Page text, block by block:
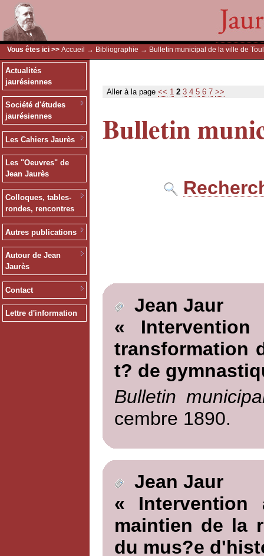
Vous êtes ici >> Accueil → Bibliographie → Bulletin municipal de la ville de
Actualités
jaurésiennes
Société d'études
jaurésiennes
Les Cahiers Jaurès
Les "Oeuvres" de
Jean Jaurès
Colloques, tables-
rondes, rencontres
Autres publications
Autour de Jean
Jaurès
Contact
Lettre d'information
Aller à la page << 1 2 3 4 5 6 7 >>
Bulletin
Jean Jaur
«
transformation
t? de
Bulletin
cembre 1890.
Jean Jaur
«
maintien de la
du mus?e